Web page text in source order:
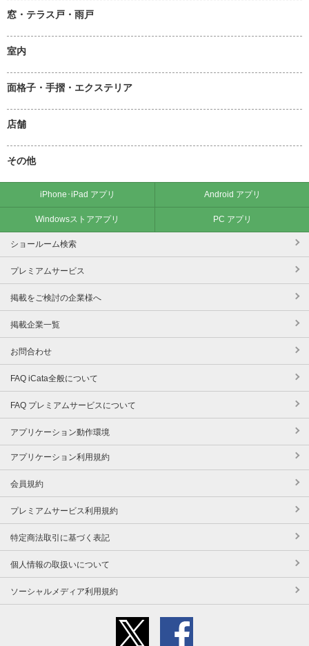
窓・テラス戸・雨戸
室内
面格子・手摺・エクステリア
店舗
その他
iPhone･iPad アプリ Android アプリ
Windowsストアアプリ PC アプリ
ショールーム検索
プレミアムサービス
掲載をご検討の企業様へ
掲載企業一覧
お問合わせ
FAQ iCata全般について
FAQ プレミアムサービスについて
アプリケーション動作環境
アプリケーション利用規約
会員規約
プレミアムサービス利用規約
特定商法取引に基づく表記
個人情報の取扱いについて
ソーシャルメディア利用規約